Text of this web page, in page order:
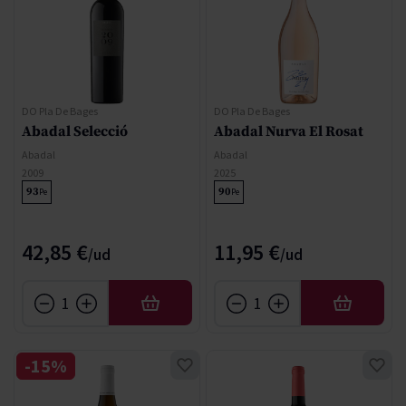
DO Pla De Bages
Abadal Selecció
Abadal
2009
93Pe
42,85 €
AFEGIR
DO Pla De Bages
Abadal Nurva El Rosat
Abadal
2025
90Pe
11,95 €
AFEGIR
-15%